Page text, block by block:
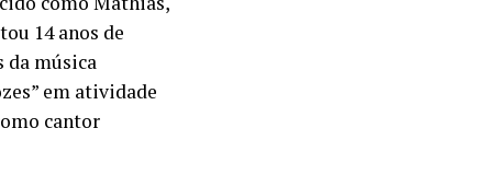
14 anos de
da música
em atividade
cantor